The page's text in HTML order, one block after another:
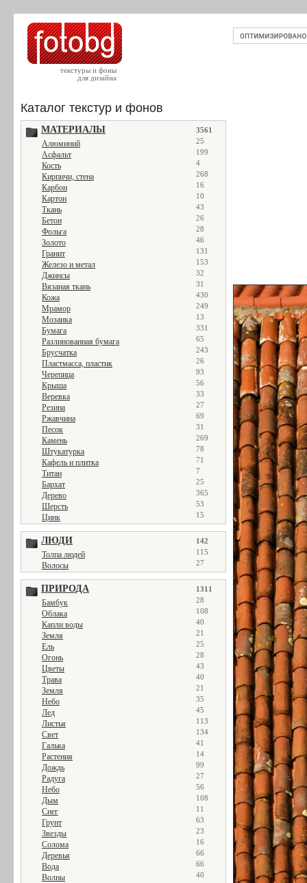
текстуры и фоны
для дизайна
Каталог текстур и фонов
МАТЕРИАЛЫ 3561
Алюминий 25
Асфальт 199
Кость 4
Кирпичи, стена 268
Карбон 16
Картон 10
Ткань 43
Бетон 26
Фольга 28
Золото 46
Гранит 131
Железо и метал 153
Джинсы 32
Вязаная ткань 31
Кожа 430
Мрамор 249
Мозаика 13
Бумага 331
Разлинованная бумага 65
Брусчатка 243
Пластмасса, пластик 26
Черепица 93
Крыша 56
Веревка 33
Резина 27
Ржавчина 69
Песок 31
Камень 269
Штукатурка 78
Кафель и плитка 71
Титан 7
Бархат 25
Дерево 365
Шерсть 53
Цинк 15
ЛЮДИ 142
Толпа людей 115
Волосы 27
ПРИРОДА 1311
Бамбук 28
Облака 108
Капли воды 40
Земля 21
Ель 25
Огонь 28
Цветы 43
Трава 40
Земля 21
Небо 35
Лед 45
Листья 113
Свет 134
Галька 41
Растения 14
Дождь 99
Радуга 27
Небо 56
Дым 108
Снег 11
Грунт 63
Звезды 23
Солома 16
Деревья 66
Вода 66
Волны 40